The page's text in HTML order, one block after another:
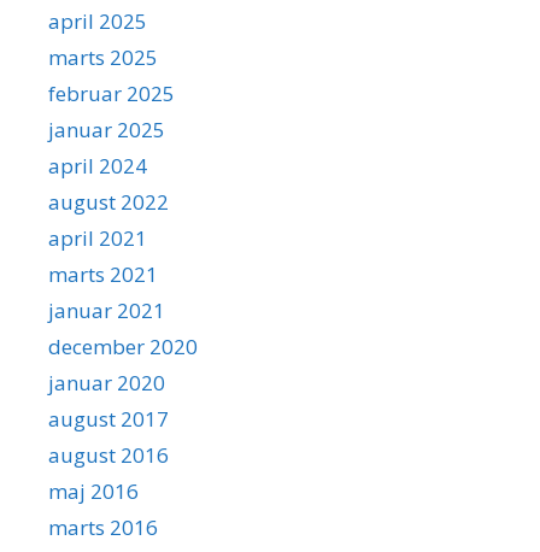
april 2025
marts 2025
februar 2025
januar 2025
april 2024
august 2022
april 2021
marts 2021
januar 2021
december 2020
januar 2020
august 2017
august 2016
maj 2016
marts 2016